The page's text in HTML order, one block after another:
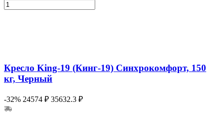
Кресло King-19 (Кинг-19) Синхрокомфорт, 150
кг, Черный
-32% 24574 ₽ 35632.3 ₽